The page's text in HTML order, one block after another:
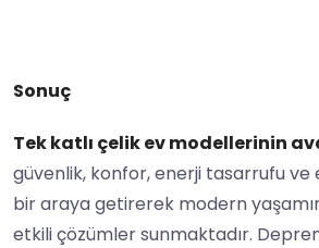
Sonuç
Tek katlı çelik ev modellerinin
güvenlik, konfor, enerji tasarrufu ve
bir araya getirerek modern
etkili çözümler sunmaktadır.